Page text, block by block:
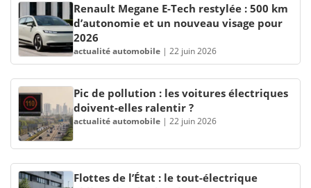
Renault Megane E-Tech restylée : 500 km
d’autonomie et un nouveau visage pour
2026
actualité automobile | 22 juin 2026
Pic de pollution : les voitures électriques
doivent-elles ralentir ?
actualité automobile | 22 juin 2026
Flottes de l’État : le tout-électrique